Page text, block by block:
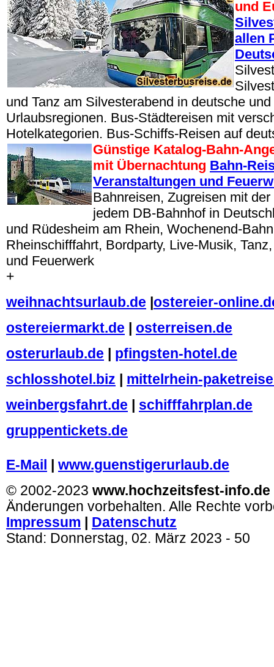
und
allen
und Tanz am Silvesterabend in deutsche
Urlaubsregionen. Bus-Städtereisen mit
Hotelkategorien. Bus-Schiffs-Reisen auf
Günstige Katalog-Bahn-
mit Übernachtung Bahn-
Veranstaltungen und
Bahnreisen, Zugreisen mit
jedem DB-Bahnhof in
und Rüdesheim am Rhein, Wochenend-
Rheinschifffahrt, Bordparty, Live-Musik,
und Feuerwerk
+
weihnachtsurlaub.de ostereier-
ostereiermarkt.de
osterreisen.de
osterurlaub.de
pfingsten-hotel.de
schlosshotel.biz
mittelrhein-
weinbergsfahrt.de
schifffahrplan.de
gruppentickets.de
E-Mail
www.guenstigerurlaub.de
© 2002-2023 www.hochzeitsfest-info.de
Änderungen vorbehalten. Alle Rechte
Impressum
Datenschutz
Stand: Donnerstag, 02. März 2023 - 50